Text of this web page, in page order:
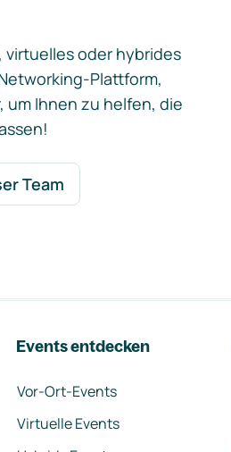
virtuelles oder hybrides
Plattform,
Ihnen zu helfen, die
Team
Events entdecken
Vor-Ort-Events
Virtuelle Events